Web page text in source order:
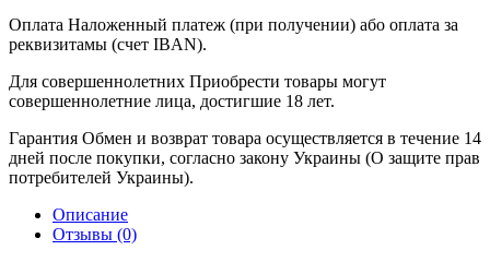
Оплата Наложенный платеж (при получении) або оплата за
реквизитамы (счет IBAN).
Для совершеннолетних Приобрести товары могут
совершеннолетние лица, достигшие 18 лет.
Гарантия Обмен и возврат товара осуществляется в течение 14
дней после покупки, согласно закону Украины (О защите прав
потребителей Украины).
Описание
Отзывы (0)